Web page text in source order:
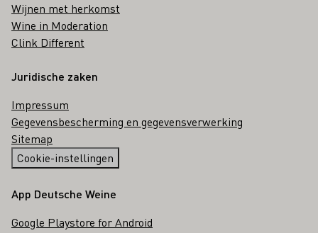
Wijnen met herkomst
Wine in Moderation
Clink Different
Juridische zaken
Impressum
Gegevensbescherming en gegevensverwerking
Sitemap
Cookie-instellingen
App Deutsche Weine
Google Playstore for Android